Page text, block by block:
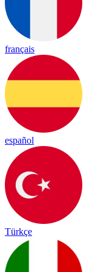
français
español
Türkçe